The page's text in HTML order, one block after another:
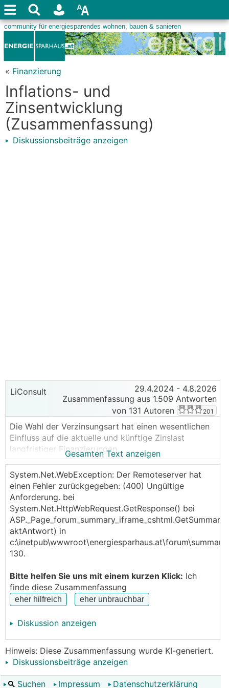
« Finanzierung
Inflations- und
Zinsentwicklung
(Zusammenfassung)
Diskussionsbeiträge anzeigen
LiConsult 29.4.2024 - 4.8.2026
Zusammenfassung aus 1.509 Antworten
von 131 Autoren
201
Die Wahl der Verzinsungsart hat einen wesentlichen
Einfluss auf die aktuelle und künftige Zinslast
langfristiger Finanzierungen.
Dieser Thread beschäftigt sich mit dem Thema rund
um die Entwicklung von Wirtschaft, Inflation, Geld-
bzw. Kapitalmarktzinsen und der individuellen Wahl
der geeigneten Verzinsungsart für das neue oder
auch bestehende, eigene Finanzierungsprojekt.
Ein reger Austausch ist wünschenswert –
idealerweise weitestgehend im Sinne der Sache.
Gesamten Text anzeigen
System.Net.WebException: Der Remoteserver hat
einen Fehler zurückgegeben: (400) Ungültige
Anforderung. bei
System.Net.HttpWebRequest.GetResponse() bei
aktAntwort) in
130.
Bitte helfen Sie uns mit einem kurzen Klick: Ich
finde diese Zusammenfassung
Diskussion anzeigen
Hinweis: Diese Zusammenfassung wurde KI-generiert.
Diskussionsbeiträge anzeigen
Suchen Impressum Datenschutzerklärung